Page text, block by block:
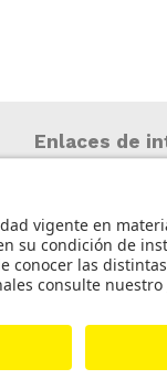
Enlaces de
personales
Contacto
©2023 ANEIA –